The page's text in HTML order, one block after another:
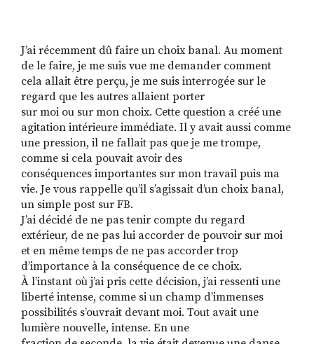
J’ai récemment dû faire un choix banal. Au moment
de le faire, je me suis vue me demander comment
cela allait être perçu, je me suis interrogée sur le
regard que les autres allaient porter
sur moi ou sur mon choix. Cette question a créé une
agitation intérieure immédiate. Il y avait aussi comme
une pression, il ne fallait pas que je me trompe,
comme si cela pouvait avoir des
conséquences importantes sur mon travail puis ma
vie. Je vous rappelle qu’il s’agissait d’un choix banal,
un simple post sur FB.
J’ai décidé de ne pas tenir compte du regard
extérieur, de ne pas lui accorder de pouvoir sur moi
et en même temps de ne pas accorder trop
d’importance à la conséquence de ce choix.
À l’instant où j’ai pris cette décision, j’ai ressenti une
liberté intense, comme si un champ d’immenses
possibilités s’ouvrait devant moi. Tout avait une
lumière nouvelle, intense. En une